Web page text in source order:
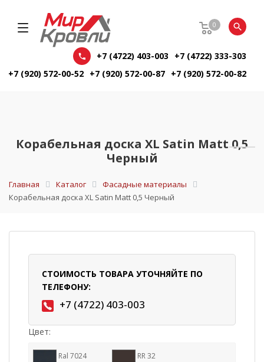
0
+7 (4722) 403-003
+7 (4722) 333-303
+7 (920) 572-00-52 +7 (920) 572-00-87 +7 (920) 572-00-82
Корабельная доска XL Satin Matt 0,5
Черный
Главная Каталог
Фасадные материалы
Корабельная доска XL Satin Matt 0,5 Черный
СТОИМОСТЬ ТОВАРА УТОЧНЯЙТЕ ПО
ТЕЛЕФОНУ:
+7 (4722) 403-003
Цвет:
Ral 7024 RR 32